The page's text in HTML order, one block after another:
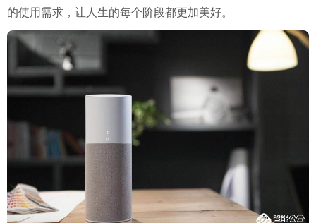
的使用需求，让人生的每个阶段都更加美好。